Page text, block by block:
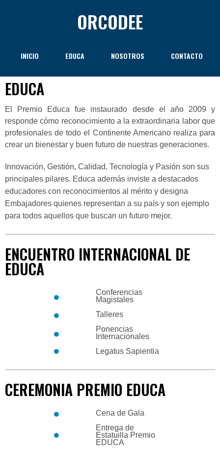
ORCODEE
INICIO EDUCA NOSOTROS CONTACTO
EDUCA
El Premio Educa fue instaurado desde el año 2009 y
responde cómo reconocimiento a la extraordinaria labor que
profesionales de todo el Continente Americano realiza para
crear un bienestar y buen futuro de nuestras generaciones.
Innovación, Gestión, Calidad, Tecnología y Pasión son sus
principales pilares. Educa además inviste a destacados
educadores con reconocimientos al mérito y designa
Embajadores quienes representan a su país y son ejemplo
para todos aquellos que buscan un futuro mejor.
ENCUENTRO INTERNACIONAL DE
EDUCA
Conferencias
Magistales
Talleres
Ponencias
Internacionales
Legatus Sapientia
CEREMONIA PREMIO EDUCA
Cena de Gala
Entrega de
Estatuilla Premio
EDUCA